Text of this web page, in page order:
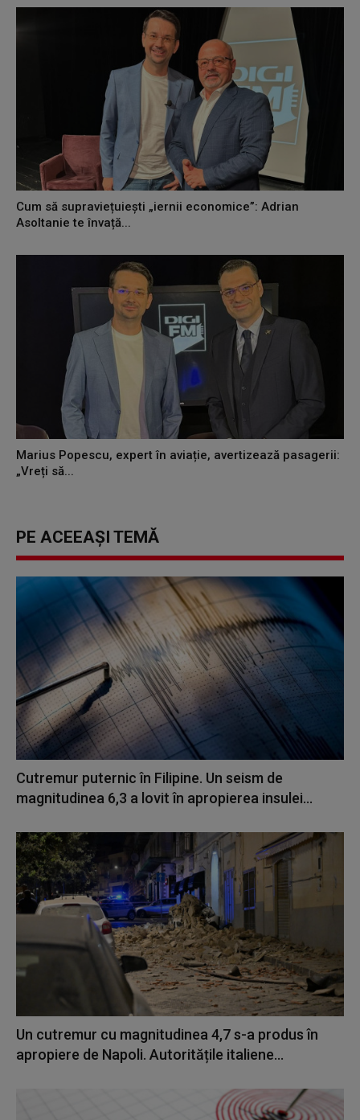
Cum să supraviețuiești „iernii economice”: Adrian
Asoltanie te învață...
Marius Popescu, expert în aviație, avertizează pasagerii:
„Vreți să...
PE ACEEAȘI TEMĂ
Cutremur puternic în Filipine. Un seism de
magnitudinea 6,3 a lovit în apropierea insulei...
Un cutremur cu magnitudinea 4,7 s-a produs în
apropiere de Napoli. Autoritățile italiene...